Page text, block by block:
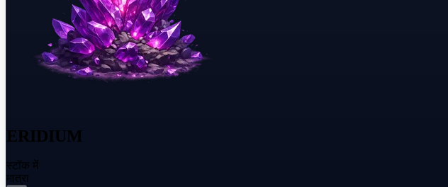
ERIDIUM
स्टॉक में
मात्रा